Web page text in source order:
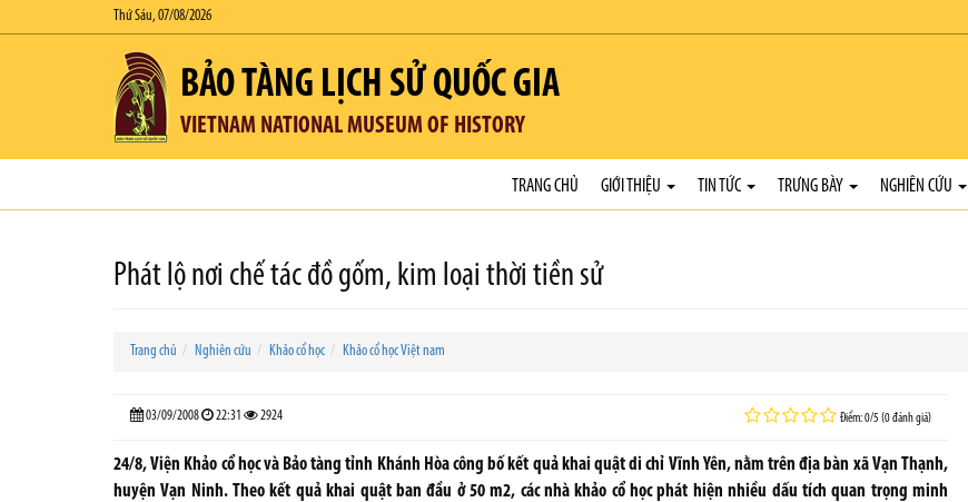
Thứ Sáu, 07/08/2026
BẢO TÀNG LỊCH SỬ QUỐC GIA
VIETNAM NATIONAL MUSEUM OF HISTORY
TRANG CHỦ GIỚI THIỆU TIN TỨC TRƯNG BÀY NGHIÊN CỨU
Phát lộ nơi chế tác đồ gốm, kim loại thời tiền sử
Trang chủ Nghiên cứu Khảo cổ học Khảo cổ học Việt nam
03/09/2008 22:31 2924 Điểm: 0/5 (0 đánh giá)
24/8, Viện Khảo cổ học và Bảo tàng tỉnh Khánh Hòa công bố kết quả khai quật di chỉ Vĩnh Yên, nằm trên địa bàn xã Vạn Thạnh,
huyện Vạn Ninh. Theo kết quả khai quật ban đầu ở 50 m2, các nhà khảo cổ học phát hiện nhiều dấu tích quan trọng minh